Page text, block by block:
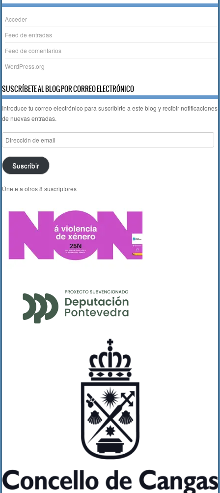
o
k
p
Acceder
Feed de entradas
Feed de comentarios
WordPress.org
SUSCRÍBETE AL BLOG POR CORREO ELECTRÓNICO
Introduce tu correo electrónico para suscribirte a este blog y recibir notificaciones
de nuevas entradas.
Dirección
de
email
Suscribir
Únete a otros 8 suscriptores